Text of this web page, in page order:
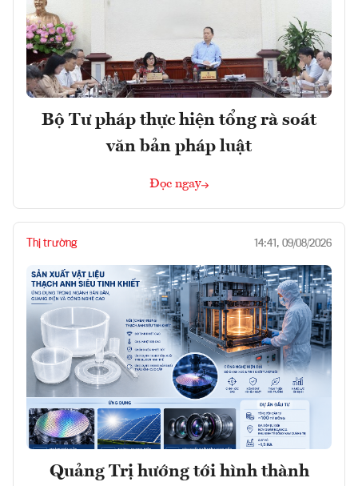
Bộ Tư pháp thực hiện tổng rà soát
văn bản pháp luật
Đọc ngay
Thị trường 14:41, 09/08/2026
Quảng Trị hướng tới hình thành